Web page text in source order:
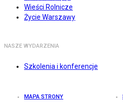
Wieści Rolnicze
Życie Warszawy
NASZE WYDARZENIA
Szkolenia i konferencje
MAPA STRONY